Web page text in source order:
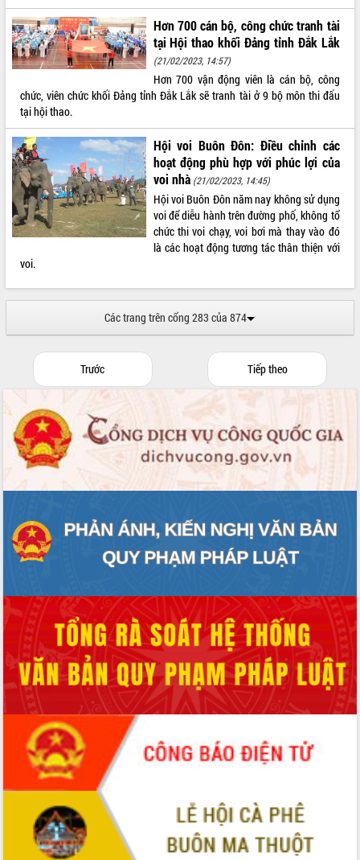
Hơn 700 cán bộ, công chức tranh tài
tại Hội thao khối Đảng tỉnh Đắk Lắk
(21/02/2023, 14:57)
Hơn 700 vận động viên là cán bộ, công
chức, viên chức khối Đảng tỉnh Đắk Lắk sẽ tranh tài ở 9 bộ môn thi đấu
tại hội thao.
Hội voi Buôn Đôn: Điều chỉnh các
hoạt động phù hợp với phúc lợi của
voi nhà (21/02/2023, 14:45)
Hội voi Buôn Đôn năm nay không sử dụng
voi để diễu hành trên đường phố, không tổ
chức thi voi chạy, voi bơi mà thay vào đó
là các hoạt động tương tác thân thiện với
voi.
Các trang trên cổng 283 của 874
Trước Tiếp theo